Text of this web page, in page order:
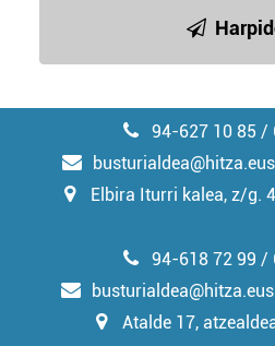
94-627 10 85 /
Elbira Iturri kalea, z/g.
94-618 72 99 /
Atalde 17,